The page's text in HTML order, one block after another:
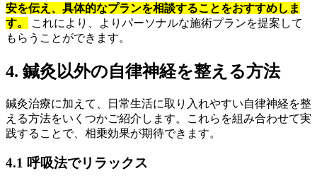
安を伝え、具体的なプランを相談することをおすすめしま
す。
これにより、よりパーソナルな施術プランを提案して
もらうことができます。
4. 鍼灸以外の自律神経を整える方法
鍼灸治療に加えて、日常生活に取り入れやすい自律神経を整
える方法をいくつかご紹介します。これらを組み合わせて実
践することで、相乗効果が期待できます。
4.1 呼吸法でリラックス